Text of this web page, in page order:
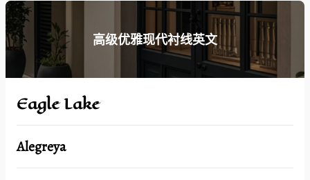
高级优雅现代衬线英文
Eagle Lake
Alegreya